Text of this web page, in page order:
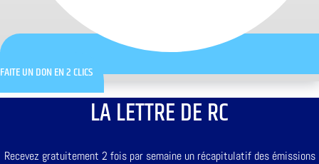
FAITE UN DON EN 2 CLICS
LA LETTRE DE RC
Recevez gratuitement 2 fois par semaine un récapitulatif des émissions